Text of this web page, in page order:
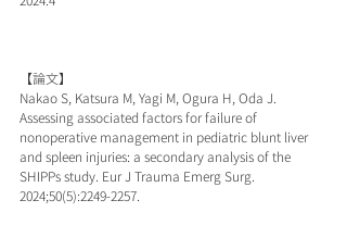
【論文】
Nakao S, Katsura M, Yagi M, Ogura H, Oda J.
Assessing associated factors for failure of
nonoperative management in pediatric blunt liver
and spleen injuries: a secondary analysis of the
SHIPPs study. Eur J Trauma Emerg Surg.
2024;50(5):2249-2257.